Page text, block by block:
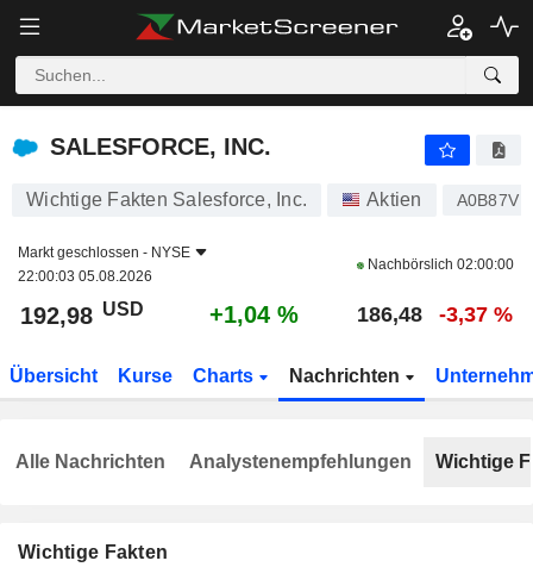
SALESFORCE, INC.
SALESFORCE, INC.
Wichtige Fakten Salesforce, Inc. Aktien A0B87V
Markt geschlossen - NYSE
22:00:03 05.08.2026
Nachbörslich 02:00:00
192,98 USD +1,04 % 186,48 -3,37 %
Übersicht Kurse Charts Nachrichten
Wichtige Fakten
Alle Nachrichten Analystenempfehlungen Wichtige